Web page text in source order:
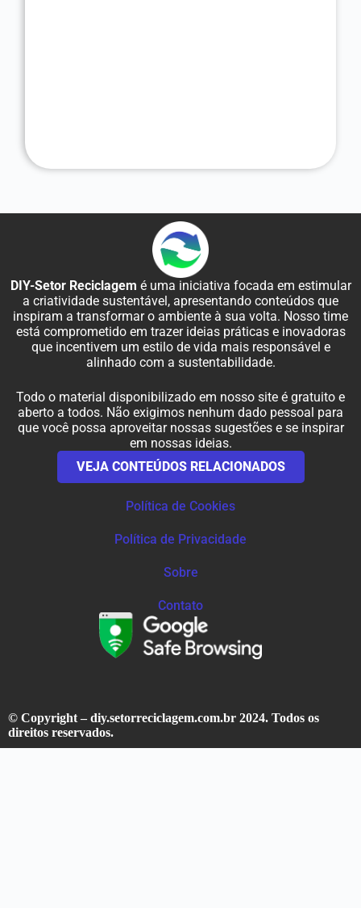
DIY-Setor Reciclagem é uma iniciativa focada em estimular
a criatividade sustentável, apresentando conteúdos que
inspiram a transformar o ambiente à sua volta. Nosso time
está comprometido em trazer ideias práticas e inovadoras
que incentivem um estilo de vida mais responsável e
alinhado com a sustentabilidade.
Todo o material disponibilizado em nosso site é gratuito e
aberto a todos. Não exigimos nenhum dado pessoal para
que você possa aproveitar nossas sugestões e se inspirar
em nossas ideias.
VEJA CONTEÚDOS RELACIONADOS
Política de Cookies
Política de Privacidade
Sobre
Contato
© Copyright – diy.setorreciclagem.com.br 2024. Todos os
direitos reservados.